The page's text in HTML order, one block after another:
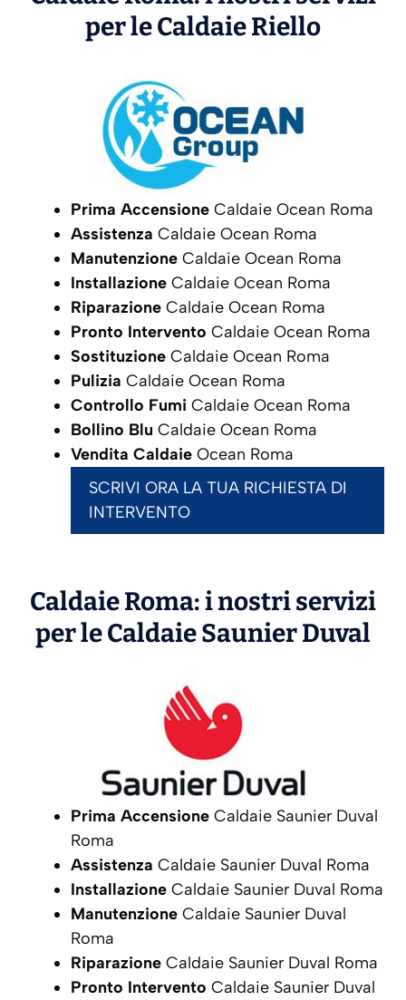
per le CaldaieRiello
Prima Accensione Caldaie Ocean Roma
Assistenza Caldaie Ocean Roma
Manutenzione Caldaie Ocean Roma
Installazione Caldaie Ocean Roma
Riparazione Caldaie Ocean Roma
Pronto Intervento Caldaie Ocean Roma
Sostituzione Caldaie Ocean Roma
Pulizia Caldaie Ocean Roma
Controllo Fumi Caldaie Ocean Roma
Bollino Blu Caldaie Ocean Roma
Vendita Caldaie Ocean Roma
SCRIVI ORA LA TUA RICHIESTA DI
INTERVENTO
Caldaie Roma: i nostri servizi
per le CaldaieSaunier Duval
Prima Accensione Caldaie Saunier Duval
Roma
Assistenza Caldaie Saunier Duval Roma
Installazione Caldaie Saunier Duval Roma
Manutenzione Caldaie Saunier Duval
Roma
Riparazione Caldaie Saunier Duval Roma
Pronto Intervento Caldaie Saunier Duval